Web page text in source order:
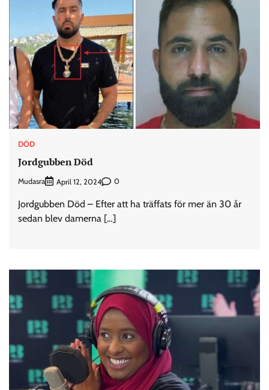
DÖD
Jordgubben Död
Mudasra April 12, 2024 0
Jordgubben Död – Efter att ha träffats för mer än 30 år
sedan blev damerna […]